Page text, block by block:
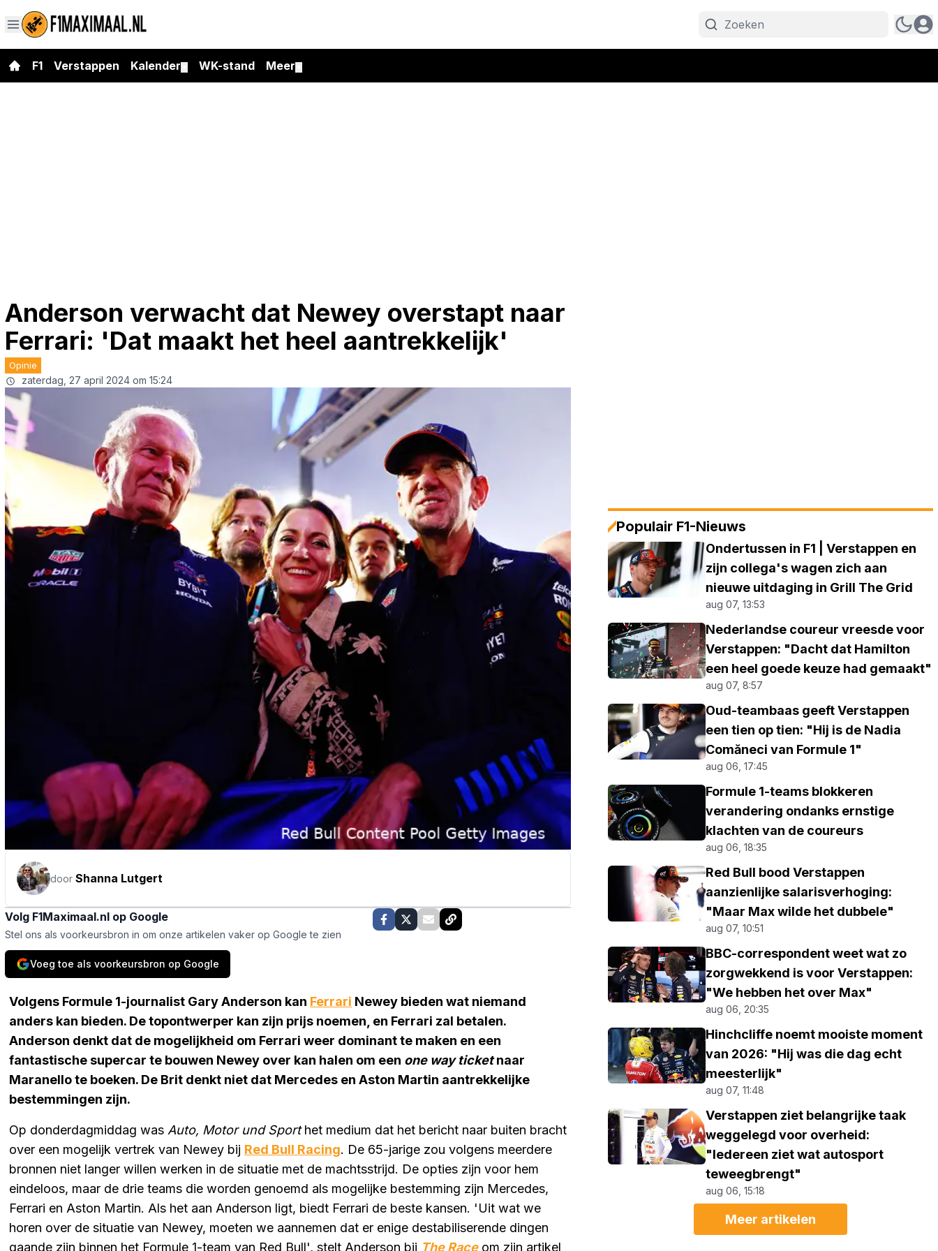
F1 Verstappen Kalender WK-stand Meer
Anderson verwacht dat Newey overstapt naar
Ferrari: 'Dat maakt het heel aantrekkelijk'
Opinie
zaterdag, 27 april 2024 om 15:24
door Shanna Lutgert
Volg F1Maximaal.nl op Google
Stel ons als voorkeursbron in om onze artikelen vaker op Google te zien
Voeg toe als voorkeursbron op Google
Volgens Formule 1-journalist Gary Anderson kan Ferrari Newey bieden wat niemand
anders kan bieden. De topontwerper kan zijn prijs noemen, en Ferrari zal betalen.
Anderson denkt dat de mogelijkheid om Ferrari weer dominant te maken en een
fantastische supercar te bouwen Newey over kan halen om een one way ticketnaar
Maranello te boeken. De Brit denkt niet dat Mercedes en Aston Martin aantrekkelijke
bestemmingen zijn.
Op donderdagmiddag was Auto, Motor und Sporthet medium dat het bericht naar buiten bracht
over een mogelijk vertrek van Newey bij Red Bull Racing. De 65-jarige zou volgens meerdere
bronnen niet langer willen werken in de situatie met de machtsstrijd. De opties zijn voor hem
eindeloos, maar de drie teams die worden genoemd als mogelijke bestemming zijn Mercedes,
Ferrari en Aston Martin. Als het aan Anderson ligt, biedt Ferrari de beste kansen. 'Uit wat we
horen over de situatie van Newey, moeten we aannemen dat er enige destabiliserende dingen
gaande zijn binnen het Formule 1-team van Red Bull', stelt Anderson bij The Raceom zijn artikel
Populair F1-Nieuws
Ondertussen in F1 | Verstappen en
zijn collega's wagen zich aan
nieuwe uitdaging in Grill The Grid
aug 07, 13:53
Nederlandse coureur vreesde voor
Verstappen: "Dacht dat Hamilton
een heel goede keuze had gemaakt"
aug 07, 8:57
Oud-teambaas geeft Verstappen
een tien op tien: "Hij is de Nadia
Comăneci van Formule 1"
aug 06, 17:45
Formule 1-teams blokkeren
verandering ondanks ernstige
klachten van de coureurs
aug 06, 18:35
Red Bull bood Verstappen
aanzienlijke salarisverhoging:
"Maar Max wilde het dubbele"
aug 07, 10:51
BBC-correspondent weet wat zo
zorgwekkend is voor Verstappen:
"We hebben het over Max"
aug 06, 20:35
Hinchcliffe noemt mooiste moment
van 2026: "Hij was die dag echt
meesterlijk"
aug 07, 11:48
Verstappen ziet belangrijke taak
weggelegd voor overheid:
"Iedereen ziet wat autosport
teweegbrengt"
aug 06, 15:18
Meer artikelen